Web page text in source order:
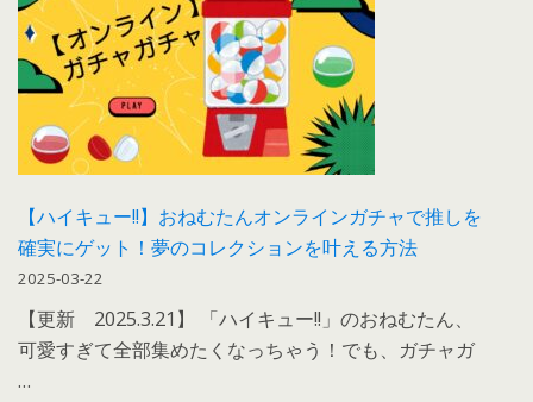
【ハイキュー!!】おねむたんオンラインガチャで推しを
確実にゲット！夢のコレクションを叶える方法
2025-03-22
【更新 2025.3.21】 「ハイキュー!!」のおねむたん、
可愛すぎて全部集めたくなっちゃう！でも、ガチャガ
…